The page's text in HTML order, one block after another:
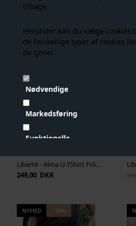
tilbage.
Herunder kan du vælge cookies
de forskellige typer af cookies
de tjener.
Nødvendige
Markedsføring
Funktionelle
Statistiske
Vis cookie detaljer
Liberté - Alma U-TShirt Frill Dress - Black
249,00 DKK
NYHED - 30%